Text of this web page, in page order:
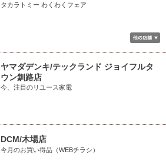
タカラトミー わくわくフェア
ヤマダデンキ/テックランド ジョイフルタ
ウン釧路店
今、注目のリユース家電
DCM/木場店
今月のお買い得品（WEBチラシ）